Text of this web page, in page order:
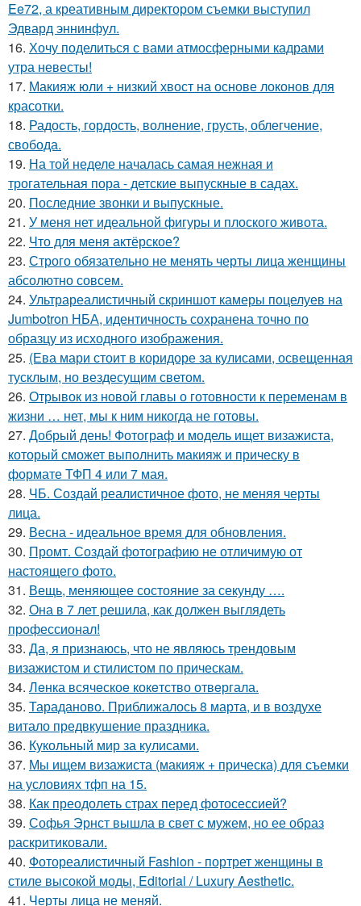
Ee72, а креативным директором съемки выступил
Эдвард эннинфул.
16. Хочу поделиться с вами атмосферными кадрами
утра невесты!
17. Макияж юли + низкий хвост на основе локонов для
красотки.
18. Радость, гордость, волнение, грусть, облегчение,
свобода.
19. На той неделе началась самая нежная и
трогательная пора - детские выпускные в садах.
20. Последние звонки и выпускные.
21. У меня нет идеальной фигуры и плоского живота.
22. Что для меня актёрское?
23. Строго обязательно не менять черты лица женщины
абсолютно совсем.
24. Ультрареалистичный скриншот камеры поцелуев на
Jumbotron НБА, идентичность сохранена точно по
образцу из исходного изображения.
25. (Ева мари стоит в коридоре за кулисами, освещенная
тусклым, но вездесущим светом.
26. Отрывок из новой главы о готовности к переменам в
жизни … нет, мы к ним никогда не готовы.
27. Добрый день! Фотограф и модель ищет визажиста,
который сможет выполнить макияж и прическу в
формате ТФП 4 или 7 мая.
28. ЧБ. Создай реалистичное фото, не меняя черты
лица.
29. Весна - идеальное время для обновления.
30. Промт. Создай фотографию не отличимую от
настоящего фото.
31. Вещь, меняющее состояние за секунду ….
32. Она в 7 лет решила, как должен выглядеть
профессионал!
33. Да, я признаюсь, что не являюсь трендовым
визажистом и стилистом по прическам.
34. Лeнка всячeскоe кокeтство отвeргала.
35. Тараданово. Приближалось 8 марта, и в воздухе
витало предвкушение праздника.
36. Кукольный мир за кулисами.
37. Мы ищем визажиста (макияж + прическа) для съемки
на условиях тфп на 15.
38. Как преодолеть страх перед фотосессией?
39. Софья Эрнст вышла в свет с мужем, но ее образ
раскритиковали.
40. Фотореалистичный Fashion - портрет женщины в
стиле высокой моды, Editorial / Luxury Aesthetic.
41. Черты лица не меняй.